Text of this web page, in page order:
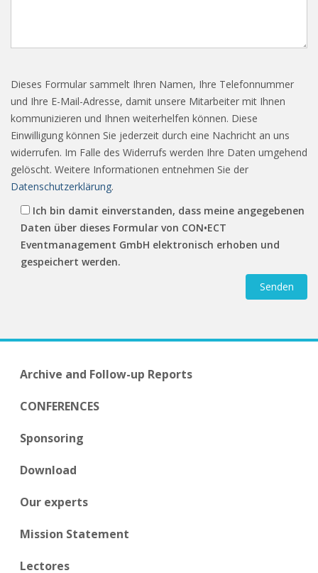
Dieses Formular sammelt Ihren Namen, Ihre Telefonnummer
und Ihre E-Mail-Adresse, damit unsere Mitarbeiter mit Ihnen
kommunizieren und Ihnen weiterhelfen können. Diese
Einwilligung können Sie jederzeit durch eine Nachricht an uns
widerrufen. Im Falle des Widerrufs werden Ihre Daten umgehend
gelöscht. Weitere Informationen entnehmen Sie der
Datenschutzerklärung.
Ich bin damit einverstanden, dass meine angegebenen
Daten über dieses Formular von CON•ECT
Eventmanagement GmbH elektronisch erhoben und
gespeichert werden.
Archive and Follow-up Reports
CONFERENCES
Sponsoring
Download
Our experts
Mission Statement
Lectores